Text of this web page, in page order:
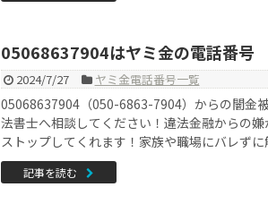
05068637904はヤミ金の電話番号
2024/7/27 ヤミ金電話番号一覧
05068637904（050-6863-7904）からの闇金
法書士へ相談してください！違法金融からの
ストップしてくれます！家族や職場にバレずに
記事を読む